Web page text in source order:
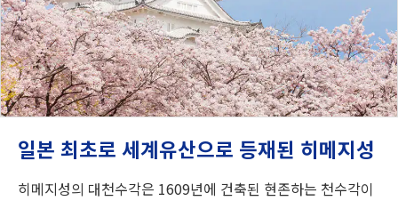
일본 최초로 세계유산으로 등재된 히메지성
히메지성의 대천수각은 1609년에 건축된 현존하는 천수각이